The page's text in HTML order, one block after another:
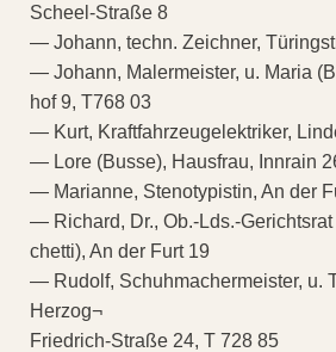
Scheel-Straße 8
— Johann, techn. Zeichner,
— Johann, Malermeister, u. Maria
hof 9, T768 03
— Kurt, Kraftfahrzeugelektriker,
— Lore (Busse), Hausfrau, Innrain
— Marianne, Stenotypistin, An der
— Richard, Dr., Ob.-Lds.-
chetti), An der Furt 19
— Rudolf, Schuhmachermeister, u.
Herzog¬
Friedrich-Straße 24, T 728 85